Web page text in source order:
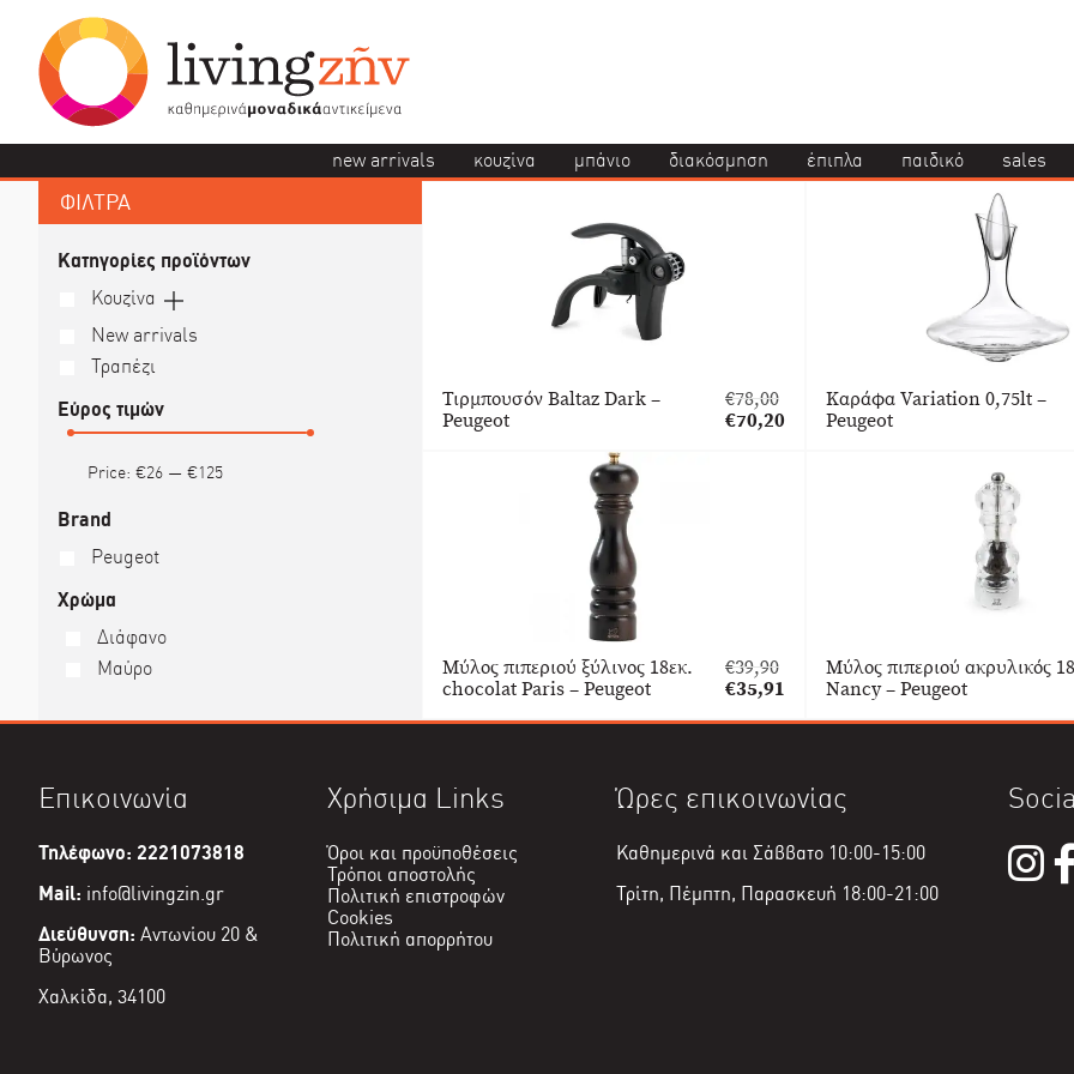
new arrivals κουζίνα μπάνιο διακόσμηση έπιπλα παιδικό sales
ΦΙΛΤΡΑ
Κατηγορίες προϊόντων
Κουζίνα
New arrivals
Τραπέζι
Εύρος τιμών
Price: €26— €125
Brand
Peugeot
Χρώμα
Διάφανο
Μαύρο
Τιρμπουσόν Baltaz Dark –
Peugeot
€78,00
Original
price
€70,20
Καράφα Variation 0,75lt –
Peugeot
Μύλος πιπεριού ξύλινος 18εκ.
chocolat Paris – Peugeot
€39,90
Original
was:
€35,91
τρέχουσα
€35,91.
Μύλος πιπεριού ακρυλικός
Nancy – Peugeot
Επικοινωνία
Τηλέφωνο: 2221073818
Mail: info@livingzin.gr
Διεύθυνση: Αντωνίου 20 &
Βύρωνος
Χαλκίδα, 34100
Χρήσιμα Links
Όροι και προϋποθέσεις
Τρόποι αποστολής
Πολιτική επιστροφών
Cookies
Πολιτική απορρήτου
Ώρες επικοινωνίας
Καθημερινά και Σάββατο 10:00-15:00
Τρίτη, Πέμπτη, Παρασκευή 18:00-21:00